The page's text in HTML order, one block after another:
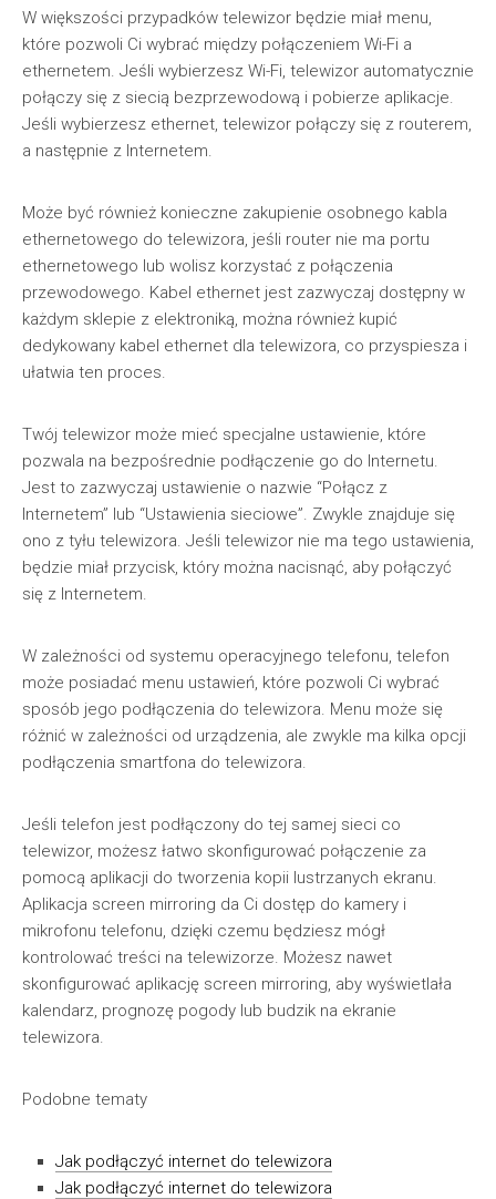
W większości przypadków telewizor będzie miał menu,
które pozwoli Ci wybrać między połączeniem Wi-Fi a
ethernetem. Jeśli wybierzesz Wi-Fi, telewizor automatycznie
połączy się z siecią bezprzewodową i pobierze aplikacje.
Jeśli wybierzesz ethernet, telewizor połączy się z routerem,
a następnie z Internetem.
Może być również konieczne zakupienie osobnego kabla
ethernetowego do telewizora, jeśli router nie ma portu
ethernetowego lub wolisz korzystać z połączenia
przewodowego. Kabel ethernet jest zazwyczaj dostępny w
każdym sklepie z elektroniką, można również kupić
dedykowany kabel ethernet dla telewizora, co przyspiesza i
ułatwia ten proces.
Twój telewizor może mieć specjalne ustawienie, które
pozwala na bezpośrednie podłączenie go do Internetu.
Jest to zazwyczaj ustawienie o nazwie “Połącz z
Internetem” lub “Ustawienia sieciowe”. Zwykle znajduje się
ono z tyłu telewizora. Jeśli telewizor nie ma tego ustawienia,
będzie miał przycisk, który można nacisnąć, aby połączyć
się z Internetem.
W zależności od systemu operacyjnego telefonu, telefon
może posiadać menu ustawień, które pozwoli Ci wybrać
sposób jego podłączenia do telewizora. Menu może się
różnić w zależności od urządzenia, ale zwykle ma kilka opcji
podłączenia smartfona do telewizora.
Jeśli telefon jest podłączony do tej samej sieci co
telewizor, możesz łatwo skonfigurować połączenie za
pomocą aplikacji do tworzenia kopii lustrzanych ekranu.
Aplikacja screen mirroring da Ci dostęp do kamery i
mikrofonu telefonu, dzięki czemu będziesz mógł
kontrolować treści na telewizorze. Możesz nawet
skonfigurować aplikację screen mirroring, aby wyświetlała
kalendarz, prognozę pogody lub budzik na ekranie
telewizora.
Podobne tematy
Jak podłączyć internet do telewizora
Jak podłączyć internet do telewizora